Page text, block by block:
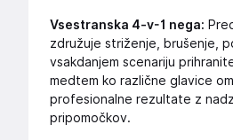
Vsestranska 4-v-1 nega:
združuje striženje, brušenje,
vsakdanjem scenariju
medtem ko različne glavice
profesionalne rezultate z
pripomočkov.